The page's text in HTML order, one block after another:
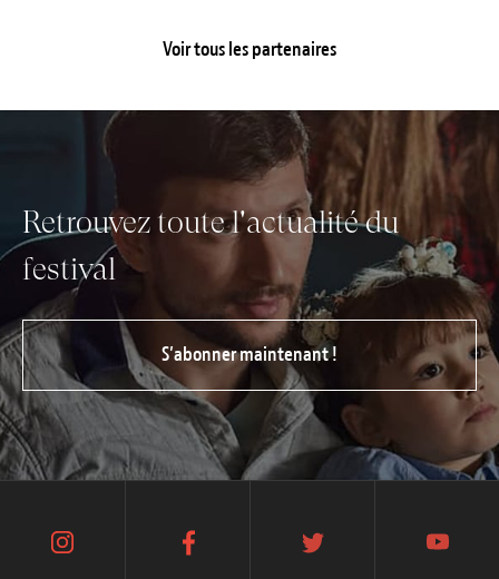
Emplois
Soumissions
Archives
Publications
Voir tous les partenaires
Retrouvez toute l'actualité du
festival
S’abonner maintenant !
instagram facebook twitter youtube